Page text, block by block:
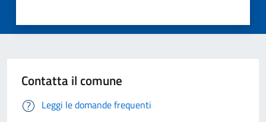
Contatta il comune
Leggi le domande frequenti